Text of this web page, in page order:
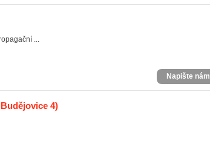
...
Napište nám
4)